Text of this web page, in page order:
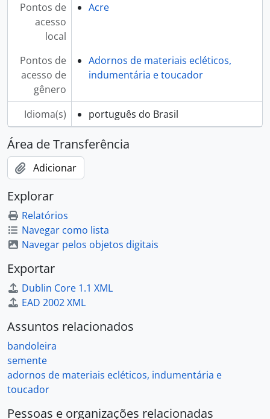
Pontos de
acesso
local
Acre
Pontos de
acesso de
gênero
Adornos de materiais ecléticos,
indumentária e toucador
Idioma(s) português do Brasil
Área de Transferência
Adicionar
Explorar
Relatórios
Navegar como lista
Navegar pelos objetos digitais
Exportar
Dublin Core 1.1 XML
EAD 2002 XML
Assuntos relacionados
bandoleira
semente
adornos de materiais ecléticos, indumentária e
toucador
Pessoas e organizações relacionadas